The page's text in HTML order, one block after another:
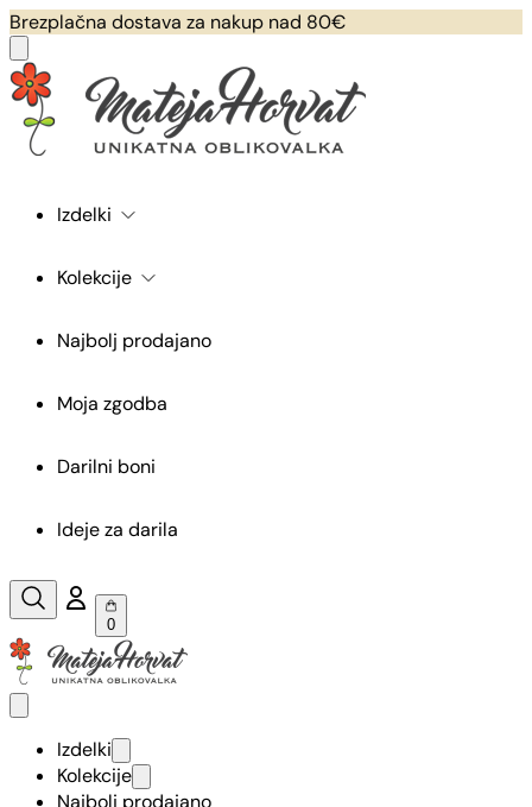
Brezplačna dostava za nakup nad 80€
Izdelki
Kolekcije
Najbolj prodajano
Moja zgodba
Darilni boni
Ideje za darila
0
Izdelki
Kolekcije
Najbolj prodajano